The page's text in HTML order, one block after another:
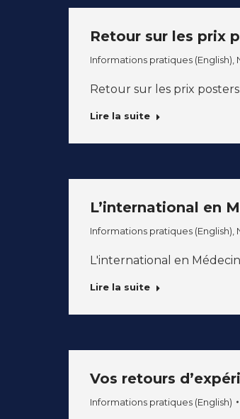
Retour sur les prix
Informations pratiques (English)
Retour sur les prix posters
Lire la suite
L’international en
Informations pratiques (English)
L'international en
Lire la suite
Vos retours
Informations pratiques (English)